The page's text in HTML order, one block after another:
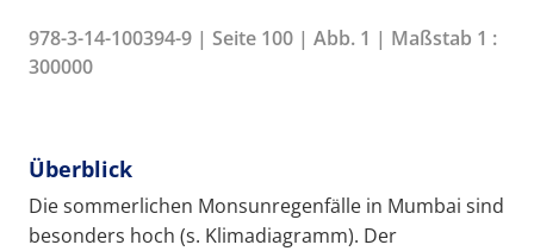
978-3-14-100394-9 | Seite 100 | Abb. 1 | Maßstab 1 :
300000
Überblick
Die sommerlichen Monsunregenfälle in Mumbai sind
besonders hoch (s. Klimadiagramm). Der